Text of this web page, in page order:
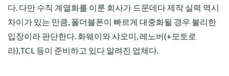
다. 다만 수직 계열화를 이룬 회사가 드문데다 제작 실력 역시
차이가 있는 만큼, 폴더블폰이 빠르게 대중화될 경우 불리한
입장이라 판단한다. 화웨이와 샤오미, 레노버(+모토로
라),TCL 등이 준비하고 있다 알려진 업체다.